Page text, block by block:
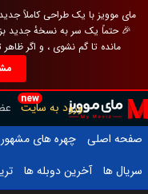
مای موویز با یک طراحی کاملاً
🎉 حتماً یک سر به نسخهٔ جدید
مانده تا گم نشوی ، و اگر
new
ورود به سایت
صفحه اصلی
چهره های مشهور
سریال ها
آخرین دوبله ها